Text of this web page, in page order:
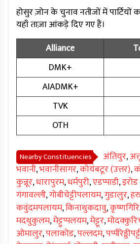
होसुर ज़ोन के चुनाव नतीजों में पार्टियों
यहाँ ताज़ा आंकड़े दिए गए हैं।
Alliance
DMK+
AIADMK+
TVK
OTH
Nearby Constituencies अंतियुर,
भवानी,भवानीसागर,कोयंबटूर (उत्तर),
कुन्नूर,धारापुरम,धर्मपुरी,एडप्पाडी,
गंगावल्ली,गोबीचेट्टीपलायम,गुडालुर,
कवुंदमपलायम,किनाथुकदावु,कृष्णगिरि
मदथुकुलम,मेट्टुप्पलयम,मेट्टूर,
ओमालुर,पलाकोड,पल्लदम,